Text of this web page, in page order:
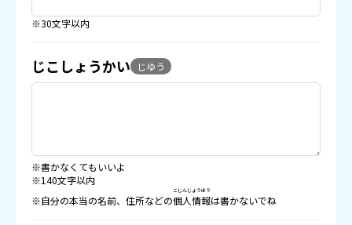
※30文字以内
じこしょうかい じゆう
※書かなくてもいいよ
※140文字以内
※自分の本当の名前、住所などの個人情報
こじんじょうほう
は書かないでね